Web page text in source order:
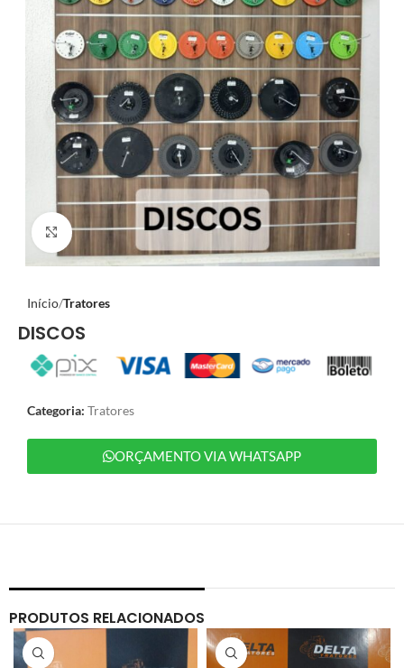
Clique para ampliar
Início Tratores
DISCOS
Categoria: Tratores
ORÇAMENTO VIA WHATSAPP
PRODUTOS RELACIONADOS